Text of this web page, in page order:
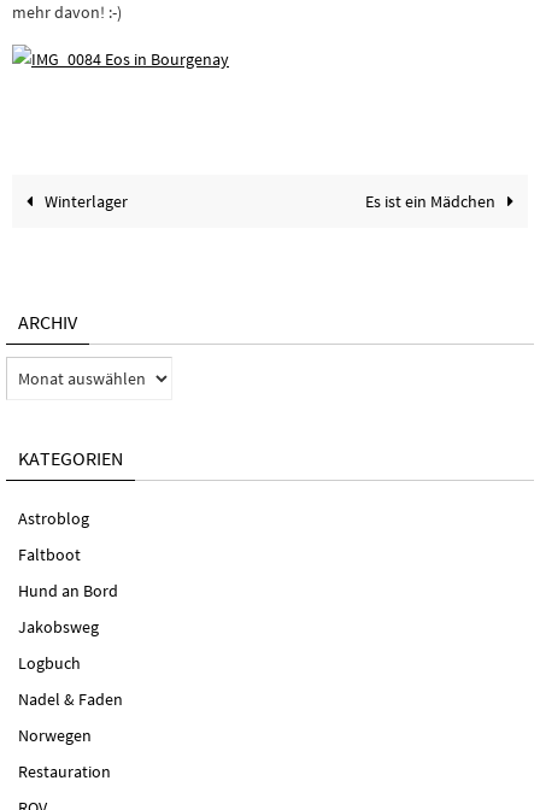
mehr davon! :-)
Winterlager Es ist ein Mädchen
ARCHIV
Archiv
KATEGORIEN
Astroblog
Faltboot
Hund an Bord
Jakobsweg
Logbuch
Nadel & Faden
Norwegen
Restauration